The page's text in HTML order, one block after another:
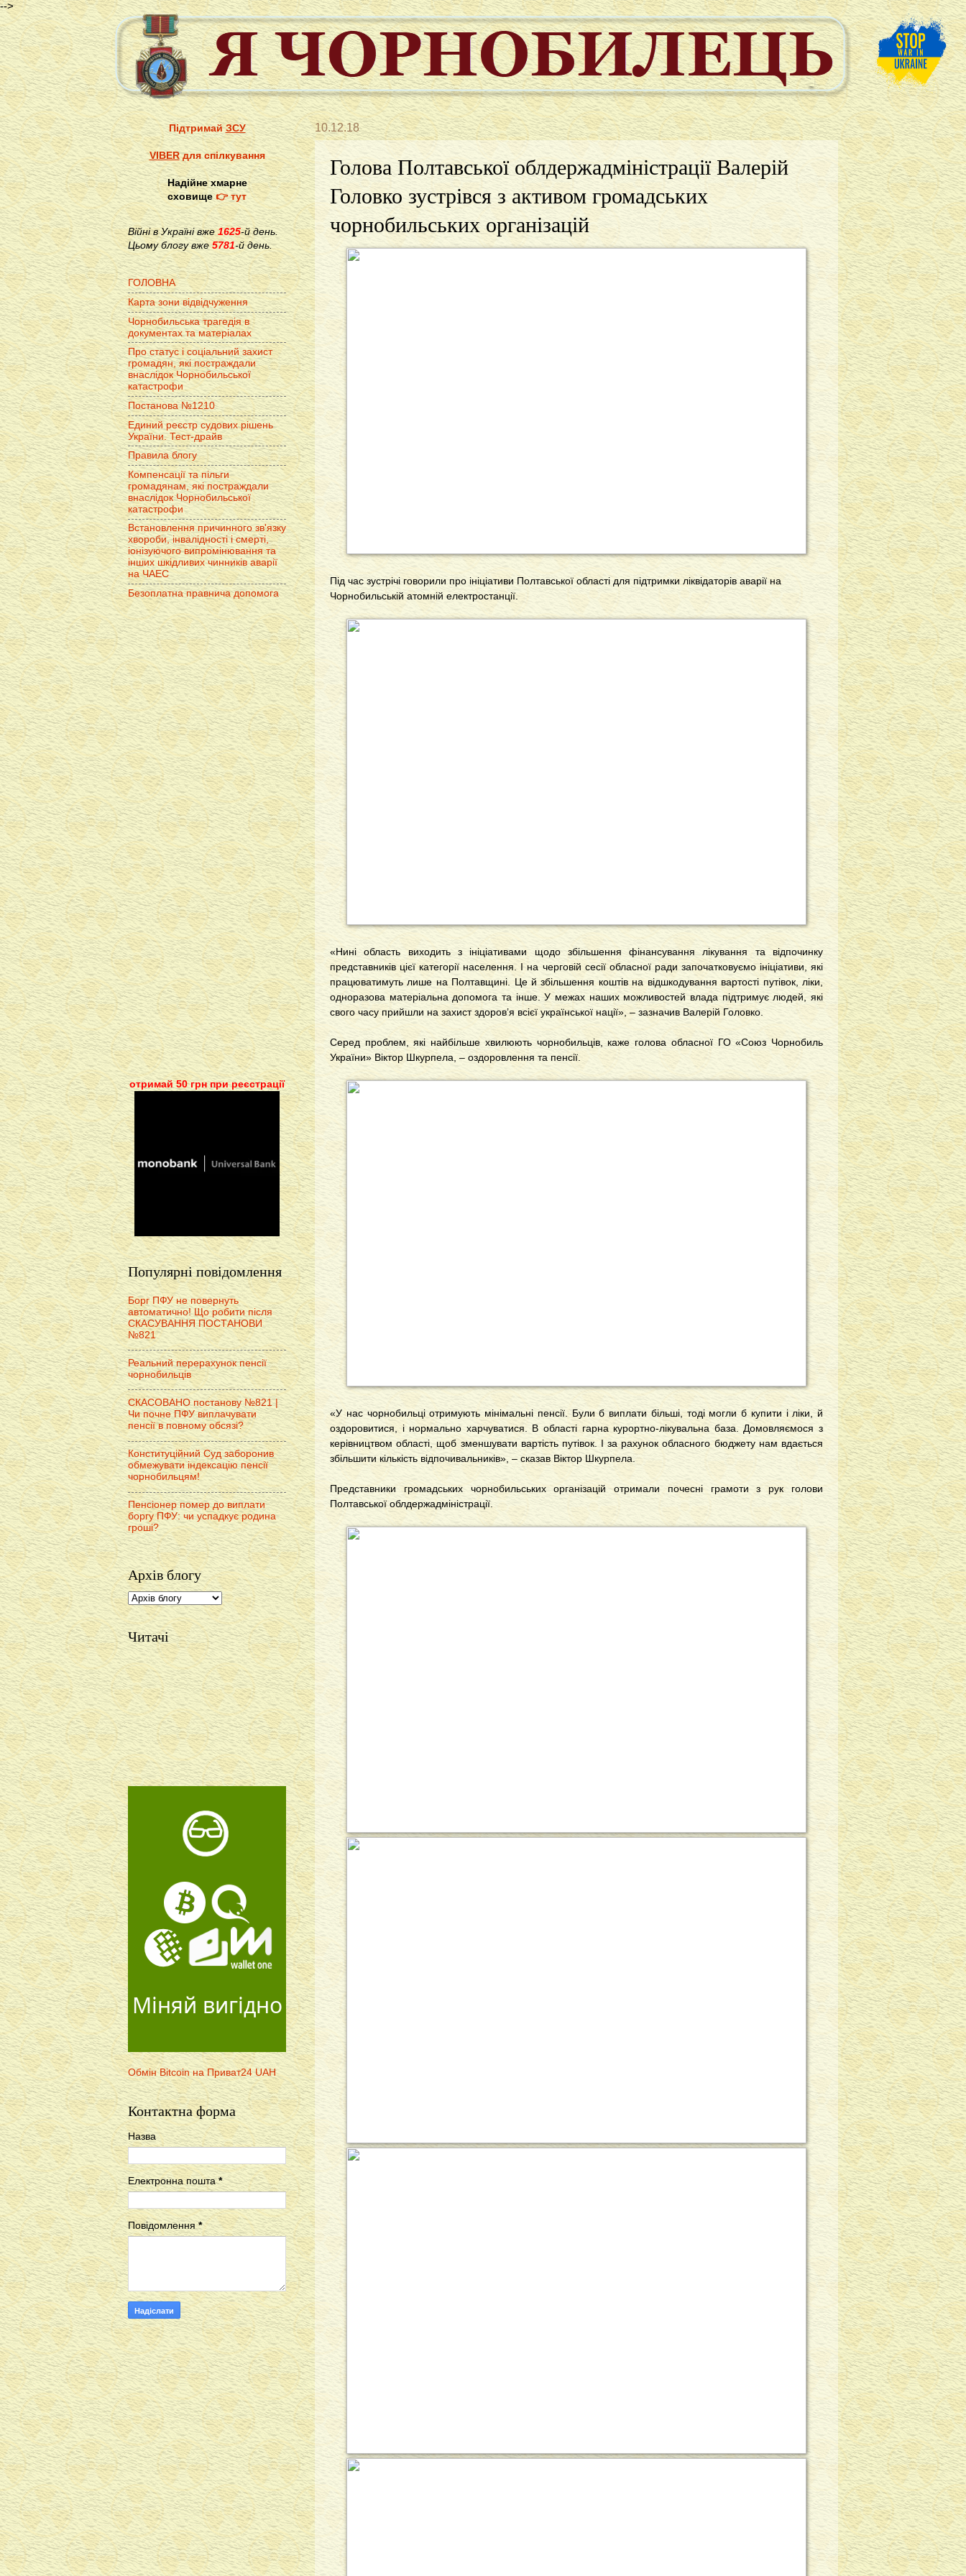
-->
10.12.18
Голова Полтавської облдержадміністрації Валерій
Головко зустрівся з активом громадських
чорнобильських організацій
Під час зустрічі говорили про ініціативи Полтавської області для підтримки ліквідаторів аварії на
Чорнобильській атомній електростанції.
«Нині область виходить з ініціативами щодо збільшення фінансування лікування та відпочинку
представників цієї категорії населення. І на черговій сесії обласної ради започатковуємо ініціативи, які
працюватимуть лише на Полтавщині. Це й збільшення коштів на відшкодування вартості путівок, ліки,
одноразова матеріальна допомога та інше. У межах наших можливостей влада підтримує людей, які
свого часу прийшли на захист здоров’я всієї української нації», – зазначив Валерій Головко.
Серед проблем, які найбільше хвилюють чорнобильців, каже голова обласної ГО «Союз Чорнобиль
України» Віктор Шкурпела, – оздоровлення та пенсії.
«У нас чорнобильці отримують мінімальні пенсії. Були б виплати більші, тоді могли б купити і ліки, й
оздоровитися, і нормально харчуватися. В області гарна курортно-лікувальна база. Домовляємося з
керівництвом області, щоб зменшувати вартість путівок. І за рахунок обласного бюджету нам вдається
збільшити кількість відпочивальників», – сказав Віктор Шкурпела.
Представники громадських чорнобильських організацій отримали почесні грамоти з рук голови
Полтавської облдержадміністрації.
ПідтримайЗСУ
VIBERдля спілкування
Надійне хмарне
сховище👉 тут
Війні в Україні вже1625-й день.
Цьому блогу вже 5781-й день.
ГОЛОВНА
Карта зони відвідчуження
Чорнобильська трагедія в
документах та матеріалах
Про статус і соціальний захист
громадян, які постраждали
внаслідок Чорнобильської
катастрофи
Постанова №1210
Единий реєстр судових рішень
України. Тест-драйв
Правила блогу
Компенсації та пільги
громадянам, які постраждали
внаслідок Чорнобильської
катастрофи
Встановлення причинного зв'язку
хвороби, інвалідності і смерті,
іонізуючого випромінювання та
інших шкідливих чинників аварії
на ЧАЕС
Безоплатна правнича допомога
отримай 50 грн при реєстрації
Популярні повідомлення
Борг ПФУ не повернуть
автоматично! Що робити після
СКАСУВАННЯ ПОСТАНОВИ
№821
Реальний перерахунок пенсії
чорнобильців
СКАСОВАНО постанову №821 |
Чи почне ПФУ виплачувати
пенсії в повному обсязі?
Конституційний Суд заборонив
обмежувати індексацію пенсії
чорнобильцям!
Пенсіонер помер до виплати
боргу ПФУ: чи успадкує родина
гроші?
Архів блогу
Читачі
Міняй вигідно
Обмін Bitcoin на Приват24 UAH
Контактна форма
Назва
Електронна пошта*
Повідомлення*